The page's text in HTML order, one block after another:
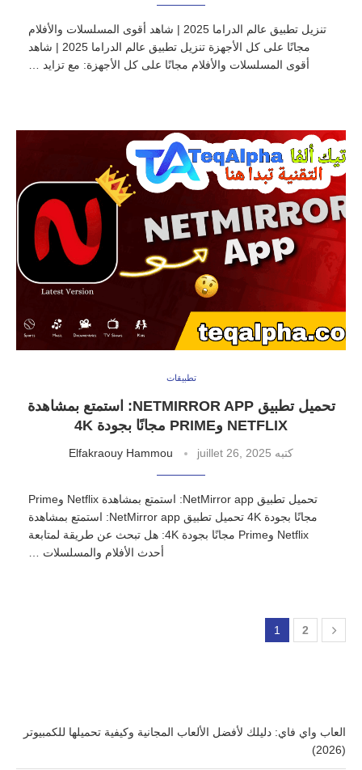
تنزيل تطبيق عالم الدراما 2025 | شاهد أقوى المسلسلات والأفلام
مجانًا على كل الأجهزة تنزيل تطبيق عالم الدراما 2025 | شاهد
أقوى المسلسلات والأفلام مجانًا على كل الأجهزة: مع تزايد …
تطبيقات
تحميل تطبيق NETMIRROR APP: استمتع بمشاهدة
NETFLIX وPRIME مجانًا بجودة 4K
كتبه Elfakraouy Hammou juillet 26, 2025
تحميل تطبيق NetMirror app: استمتع بمشاهدة Netflix وPrime
مجانًا بجودة 4K تحميل تطبيق NetMirror app: استمتع بمشاهدة
Netflix وPrime مجانًا بجودة 4K: هل تبحث عن طريقة لمتابعة
أحدث الأفلام والمسلسلات …
1 2
العاب واي فاي: دليلك لأفضل الألعاب المجانية وكيفية تحميلها للكمبيوتر
(2026)